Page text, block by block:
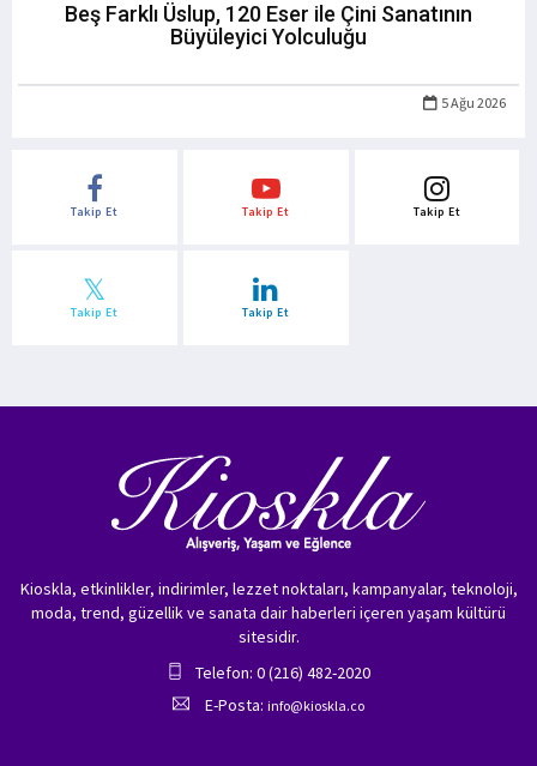
Beş Farklı Üslup, 120 Eser ile Çini Sanatının
Büyüleyici Yolculuğu
5 Ağu 2026
Takip Et Takip Et Takip Et
Takip Et Takip Et
Kioskla, etkinlikler, indirimler, lezzet noktaları, kampanyalar, teknoloji,
moda, trend, güzellik ve sanata dair haberleri içeren yaşam kültürü
sitesidir.
Telefon: 0 (216) 482-2020
E-Posta: info@kioskla.co